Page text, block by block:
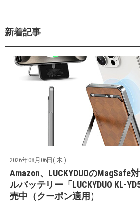
新着記事
2026年08月06日( 木 )
Amazon、LUCKYDUOのMagSafe
ルバッテリー「LUCKYDUO KL-
売中（クーポン適用）